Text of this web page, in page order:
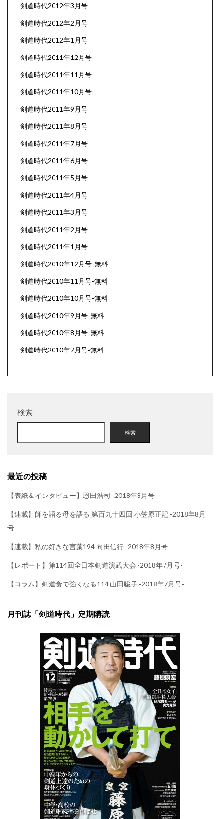
剣道時代2012年3月号
剣道時代2012年2月号
剣道時代2012年1月号
剣道時代2011年12月号
剣道時代2011年11月号
剣道時代2011年10月号
剣道時代2011年9月号
剣道時代2011年8月号
剣道時代2011年7月号
剣道時代2011年6月号
剣道時代2011年5月号
剣道時代2011年4月号
剣道時代2011年3月号
剣道時代2011年2月号
剣道時代2011年1月号
剣道時代2010年12月号-無料
剣道時代2010年11月号-無料
剣道時代2010年10月号-無料
剣道時代2010年9月号-無料
剣道時代2010年8月号-無料
剣道時代2010年7月号-無料
検索
検索
最近の投稿
【表紙＆インタビュー】恩田浩司 -2018年8月号-
【連載】師を語る母を語る 第百九十四回 小笠原正記 -2018年8月
号-
【連載】私の好きな言葉194 向田信行 -2018年8月号
【レポート】第114回全日本剣道演武大会 -2018年7月号-
【コラム】剣道食で強くなる114 山田聡子 -2018年7月号-
月刊誌「剣道時代」定期購読